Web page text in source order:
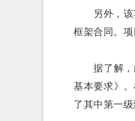
另外，该项
框架合同。
据了解，此
基本要求》
了其中第一